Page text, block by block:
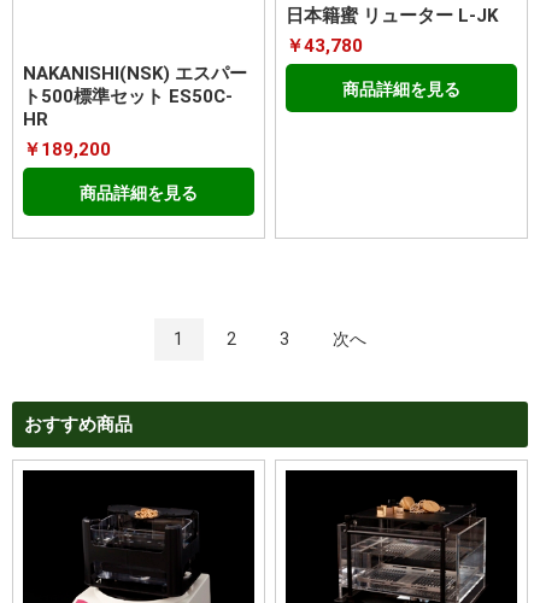
NAKANISHI(NSK) エスパー
ト500標準セット ES50C-
HR
￥189,200
商品詳細を見る
日本籍蜜 リューター L-JK
￥43,780
商品詳細を見る
1 2 3 次へ
おすすめ商品